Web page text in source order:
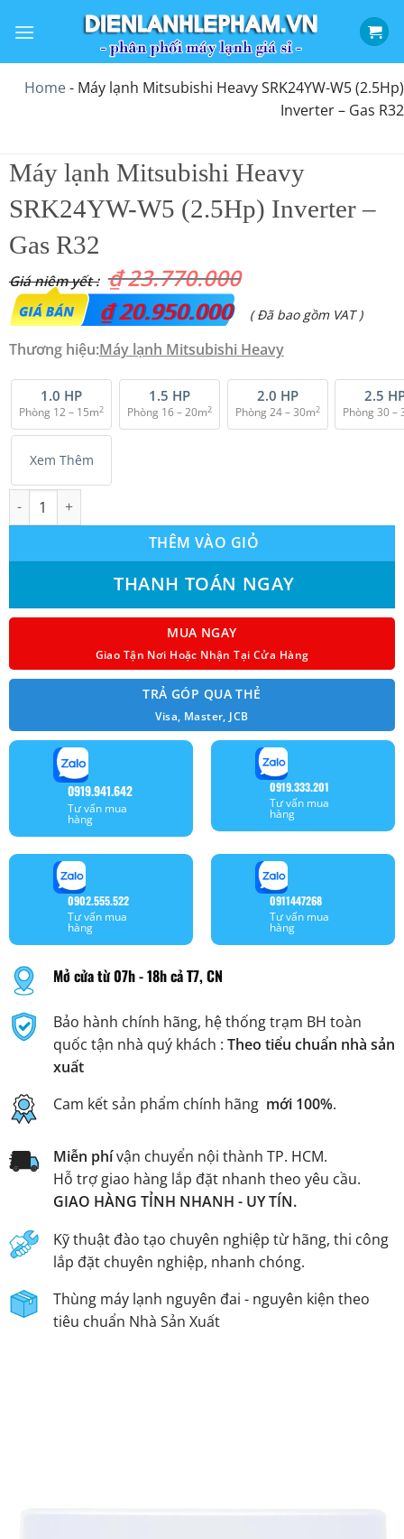
qua
dungHome- Máy lạnh Mitsubishi Heavy SRK24YW-W5 (2.5Hp)
Inverter – Gas R32
Máy lạnh Mitsubishi Heavy
SRK24YW-W5 (2.5Hp) Inverter –
Gas R32
₫23.770.000
Giá
gốc
₫ 23.770.000.
₫20.950.000
Giá
hiện
là:
₫ 20.950.000.
( Đã bao gồm VAT )
Thương hiệu:Máy lạnh Mitsubishi Heavy
1.0 HP
Phòng 12 – 15m2
1.5 HP
Phòng 16 – 20m2
2.0 HP
Phòng 24 – 30m2
2.5
Phòng 30 –
Xem Thêm
Máy lạnh Mitsubishi Heavy SRK24YW-W5 (2.5Hp) Inverter - Gas
THÊM VÀO GIỎ
THANH TOÁN NGAY
MUA NGAY
Giao Tận Nơi Hoặc Nhận Tại Cửa Hàng
TRẢ GÓP QUA THẺ
Visa, Master, JCB
0919.941.642
Tư vấn mua
hàng
0919.333.201
Tư vấn mua
hàng
0902.555.522
Tư vấn mua
hàng
0911447268
Tư vấn mua
hàng
Mở cửa từ 07h - 18h cả T7, CN
Bảo hành chính hãng, hệ thống trạm BH toàn
quốc tận nhà quý khách : Theo tiểu chuẩn nhà sản
xuất
Cam kết sản phẩm chính hãng mới 100%.
Miễn phívận chuyển nội thành TP. HCM.
Hỗ trợ giao hàng lắp đặt nhanh theo yêu cầu.
GIAO HÀNG TỈNH NHANH - UY TÍN.
Kỹ thuật đào tạo chuyên nghiệp từ hãng, thi công
lắp đặt chuyên nghiệp, nhanh chóng.
Thùng máy lạnh nguyên đai - nguyên kiện theo
tiêu chuẩn Nhà Sản Xuất